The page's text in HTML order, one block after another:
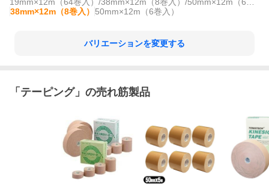
38mm×12m（8巻入）
50mm×12m（6巻入）
バリエーションを変更する
「 テーピング」の売れ筋製品